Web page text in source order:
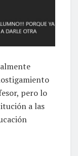
pero lo
a las